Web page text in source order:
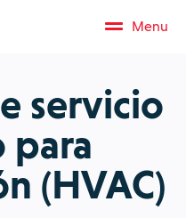
Menu
servicio
para
(HVAC)